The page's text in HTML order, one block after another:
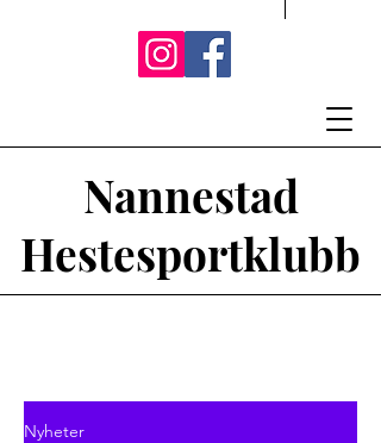
Nannestad
Hestesportklubb
Nyheter